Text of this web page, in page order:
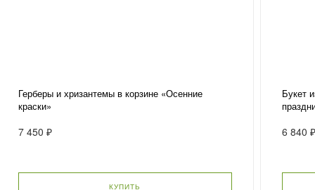
Герберы и хризантемы в корзине «Осенние
краски»
7 450 ₽
КУПИТЬ
Букет
6 840